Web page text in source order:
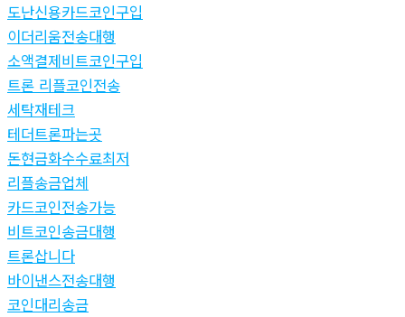
도난신용카드코인구입
이더리움전송대행
소액결제비트코인구입
트론 리플코인전송
세탁재테크
테더트론파는곳
돈현금화수수료최저
리플송금업체
카드코인전송가능
비트코인송금대행
트론삽니다
바이낸스전송대행
코인대리송금